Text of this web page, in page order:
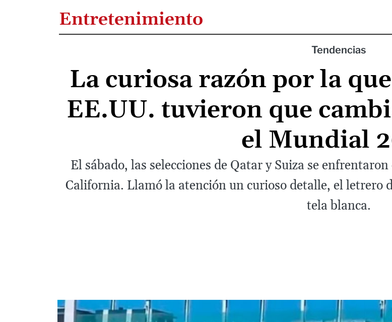
Entretenimiento
Tendencias
La curiosa razón por la
EE.UU. tuvieron que
el Mundial
El sábado, las selecciones de Qatar y Suiza se
California. Llamó la atención un curioso detalle, el letrero
tela blanca.